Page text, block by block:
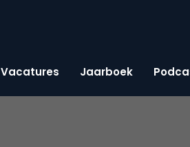
Vacatures Jaarboek